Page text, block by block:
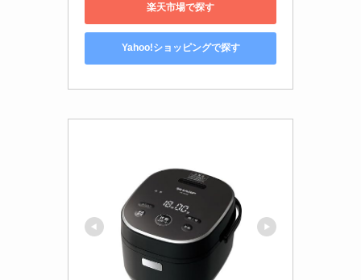
楽天市場で探す
Yahoo!ショッピングで探す